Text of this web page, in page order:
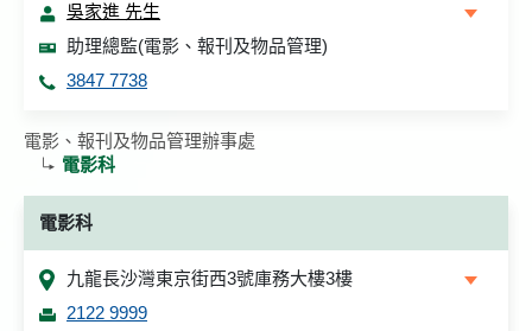
吳家進 先生
助理總監(電影、報刊及物品管理)
3847 7738
電影、報刊及物品管理辦事處
電影科
電影科
九龍長沙灣東京街西3號庫務大樓3樓
2122 9999